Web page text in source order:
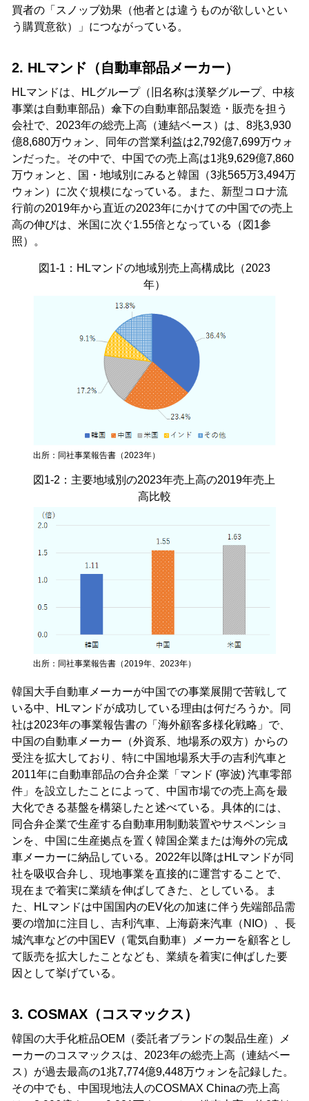
買者の「スノッブ効果（他者とは違うものが欲しいとい
う購買意欲）」につながっている。
2. HLマンド（自動車部品メーカー）
HLマンドは、HLグループ（旧名称は漢拏グループ、中核
事業は自動車部品）傘下の自動車部品製造・販売を担う
会社で、2023年の総売上高（連結ベース）は、8兆3,930
億8,680万ウォン、同年の営業利益は2,792億7,699万ウォ
ンだった。その中で、中国での売上高は1兆9,629億7,860
万ウォンと、国・地域別にみると韓国（3兆565万3,494万
ウォン）に次ぐ規模になっている。また、新型コロナ流
行前の2019年から直近の2023年にかけての中国での売上
高の伸びは、米国に次ぐ1.55倍となっている（図1参
照）。
図1-1：HLマンドの地域別売上高構成比（2023
年）
出所：同社事業報告書（2023年）
図1-2：主要地域別の2023年売上高の2019年売上
高比較
出所：同社事業報告書（2019年、2023年）
韓国大手自動車メーカーが中国での事業展開で苦戦して
いる中、HLマンドが成功している理由は何だろうか。同
社は2023年の事業報告書の「海外顧客多様化戦略」で、
中国の自動車メーカー（外資系、地場系の双方）からの
受注を拡大しており、特に中国地場系大手の吉利汽車と
2011年に自動車部品の合弁企業「マンド (寧波) 汽車零部
件」を設立したことによって、中国市場での売上高を最
大化できる基盤を構築したと述べている。具体的には、
同合弁企業で生産する自動車用制動装置やサスペンショ
ンを、中国に生産拠点を置く韓国企業または海外の完成
車メーカーに納品している。2022年以降はHLマンドが同
社を吸収合弁し、現地事業を直接的に運営することで、
現在まで着実に業績を伸ばしてきた、としている。ま
た、HLマンドは中国国内のEV化の加速に伴う先端部品需
要の増加に注目し、吉利汽車、上海蔚来汽車（NIO）、長
城汽車などの中国EV（電気自動車）メーカーを顧客とし
て販売を拡大したことなども、業績を着実に伸ばした要
因として挙げている。
3. COSMAX（コスマックス）
韓国の大手化粧品OEM（委託者ブランドの製品生産）メ
ーカーのコスマックスは、2023年の総売上高（連結ベー
ス）が過去最高の1兆7,774億9,448万ウォンを記録した。
その中でも、中国現地法人のCOSMAX Chinaの売上高